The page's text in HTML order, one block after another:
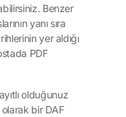
Benzer
yanı sıra
yer aldığı
PDF
olduğunuz
olarak bir DAF